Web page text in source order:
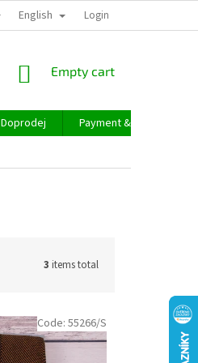
English Login
SHOPPING
Empty cart
Doprodej
Payment & delivery
3 items total
Code: 55266/S